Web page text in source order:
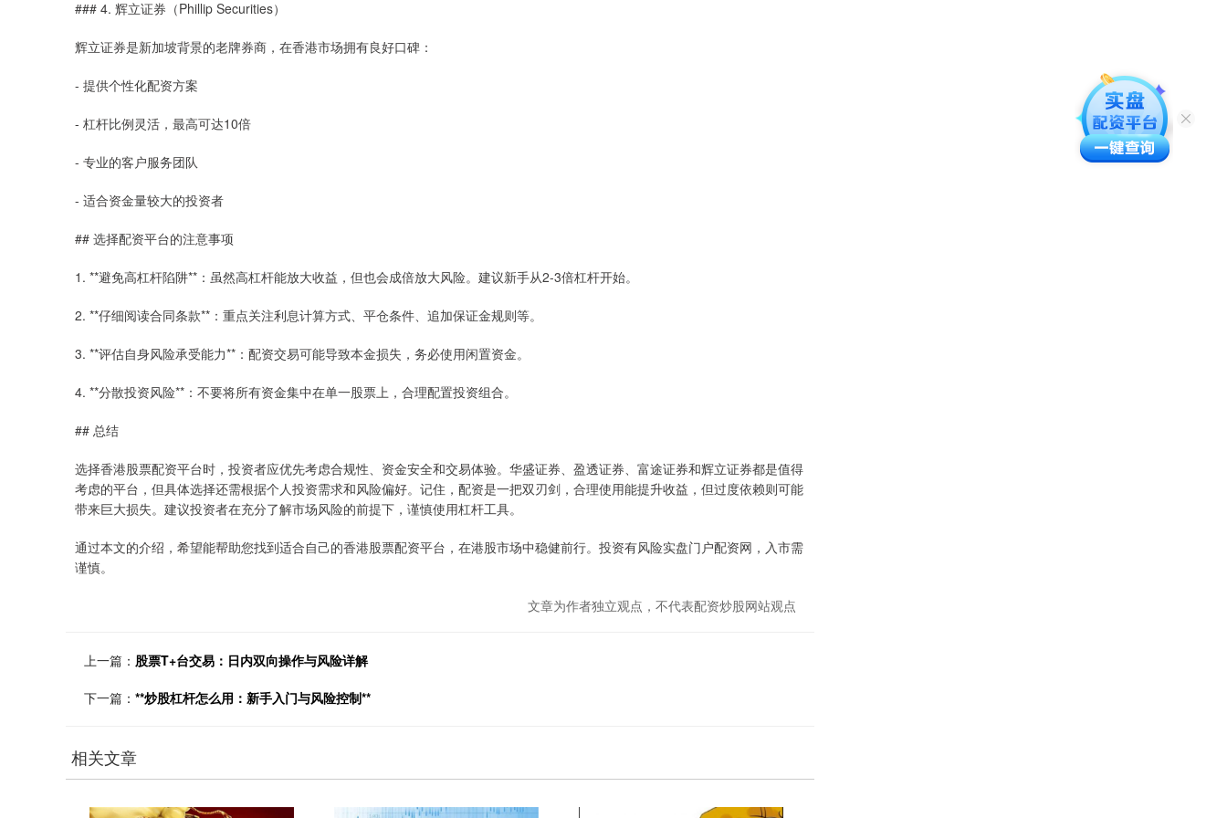
### 4. 辉立证券（Phillip Securities）
辉立证券是新加坡背景的老牌券商，在香港市场拥有良好口碑：
- 提供个性化配资方案
- 杠杆比例灵活，最高可达10倍
- 专业的客户服务团队
- 适合资金量较大的投资者
## 选择配资平台的注意事项
1. **避免高杠杆陷阱**：虽然高杠杆能放大收益，但也会成倍放大风险。建议新手从2-3倍杠杆开始。
2. **仔细阅读合同条款**：重点关注利息计算方式、平仓条件、追加保证金规则等。
3. **评估自身风险承受能力**：配资交易可能导致本金损失，务必使用闲置资金。
4. **分散投资风险**：不要将所有资金集中在单一股票上，合理配置投资组合。
## 总结
选择香港股票配资平台时，投资者应优先考虑合规性、资金安全和交易体验。华盛证券、盈透证券、富途证券和辉立证券都是值得
考虑的平台，但具体选择还需根据个人投资需求和风险偏好。记住，配资是一把双刃剑，合理使用能提升收益，但过度依赖则可能
带来巨大损失。建议投资者在充分了解市场风险的前提下，谨慎使用杠杆工具。
通过本文的介绍，希望能帮助您找到适合自己的香港股票配资平台，在港股市场中稳健前行。投资有风险实盘门户配资网，入市需
谨慎。
文章为作者独立观点，不代表配资炒股网站观点
上一篇： 股票T+台交易：日内双向操作与风险详解
下一篇： **炒股杠杆怎么用：新手入门与风险控制**
相关文章